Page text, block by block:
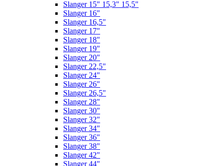
Slanger 15" 15,3" 15,5"
Slanger 16"
Slanger 16,5"
Slanger 17"
Slanger 18"
Slanger 19"
Slanger 20"
Slanger 22,5"
Slanger 24"
Slanger 26"
Slanger 26,5"
Slanger 28"
Slanger 30"
Slanger 32"
Slanger 34"
Slanger 36"
Slanger 38"
Slanger 42"
Slanger 44"